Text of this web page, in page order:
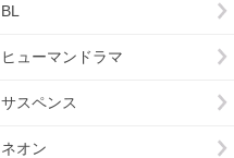
BL
ヒューマンドラマ
サスペンス
ネオン